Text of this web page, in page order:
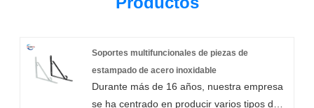
Soportes multifuncionales de piezas de
estampado de acero inoxidable
Durante más de 16 años, nuestra empresa
se ha centrado en producir varios tipos de